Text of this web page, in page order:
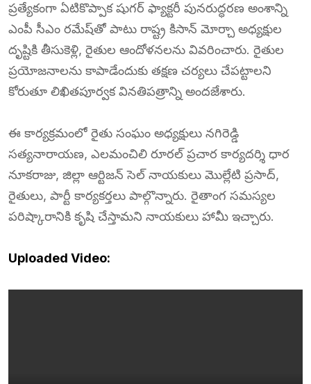
ప్రత్యేకంగా ఏటికొప్పాక షుగర్ ఫ్యాక్టరీ పునరుద్ధరణ అంశాన్ని
ఎంపీ సీఎం రమేష్‌తో పాటు రాష్ట్ర కిసాన్ మోర్చా అధ్యక్షుల
దృష్టికి తీసుకెళ్లి, రైతుల ఆందోళనలను వివరించారు. రైతుల
ప్రయోజనాలను కాపాడేందుకు తక్షణ చర్యలు చేపట్టాలని
కోరుతూ లిఖితపూర్వక వినతిపత్రాన్ని అందజేశారు.
ఈ కార్యక్రమంలో రైతు సంఘం అధ్యక్షులు నగిరెడ్డి
సత్యనారాయణ, ఎలమంచిలి రూరల్ ప్రచార కార్యదర్శి ధార
నూకరాజు, జిల్లా ఆర్టిజన్ సెల్ నాయకులు మొల్లేటి ప్రసాద్,
రైతులు, పార్టీ కార్యకర్తలు పాల్గొన్నారు. రైతాంగ సమస్యల
పరిష్కారానికి కృషి చేస్తామని నాయకులు హామీ ఇచ్చారు.
Uploaded Video: